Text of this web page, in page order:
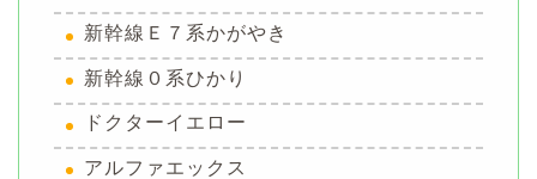
新幹線Ｅ７系かがやき
新幹線０系ひかり
ドクターイエロー
アルファエックス